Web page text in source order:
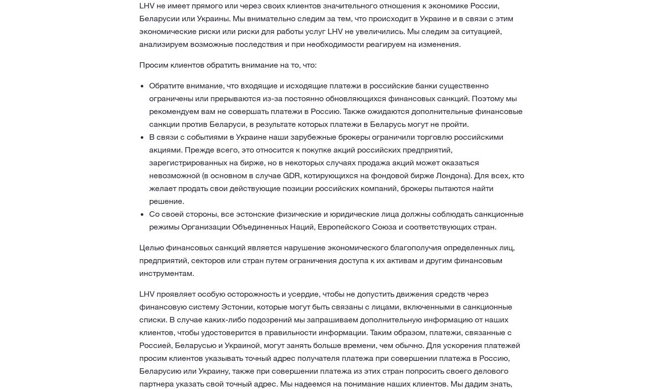
LHV не имеет прямого или через своих клиентов значительного отношения к экономике России,
Беларусии или Украины. Мы внимательно следим за тем, что происходит в Украине и в связи с этим
экономические риски или риски для работы услуг LHV не увеличились. Мы следим за ситуацией,
анализируем возможные последствия и при необходимости реагируем на изменения.
Просим клиентов обратить внимание на то, что:
Обратите внимание, что входящие и исходящие платежи в российские банки существенно
ограничены или прерываются из-за постоянно обновляющихся финансовых санкций. Поэтому мы
рекомендуем вам не совершать платежи в Россию. Также ожидаются дополнительные финансовые
санкции против Беларуси, в результате которых платежи в Беларусь могут не пройти.
В связи с событиями в Украине наши зарубежные брокеры ограничили торговлю российскими
акциями. Прежде всего, это относится к покупке акций российских предприятий,
зарегистрированных на бирже, но в некоторых случаях продажа акций может оказаться
невозможной (в основном в случае GDR, котирующихся на фондовой бирже Лондона). Для всех, кто
желает продать свои действующие позиции российских компаний, брокеры пытаются найти
решение.
Со своей стороны, все эстонские физические и юридические лица должны соблюдать санкционные
режимы Организации Объединенных Наций, Европейского Союза и соответствующих стран.
Целью финансовых санкций является нарушение экономического благополучия определенных лиц,
предприятий, секторов или стран путем ограничения доступа к их активам и другим финансовым
инструментам.
LHV проявляет особую осторожность и усердие, чтобы не допустить движения средств через
финансовую систему Эстонии, которые могут быть связаны с лицами, включенными в санкционные
списки. В случае каких-либо подозрений мы запрашиваем дополнительную информацию от наших
клиентов, чтобы удостоверится в правильности информации. Таким образом, платежи, связанные с
Россией, Беларусью и Украиной, могут занять больше времени, чем обычно. Для ускорения платежей
просим клиентов указывать точный адрес получателя платежа при совершении платежа в Россию,
Беларусию или Украину, также при совершении платежа из этих стран попросить своего делового
партнера указать свой точный адрес. Мы надеемся на понимание наших клиентов. Мы дадим знать,